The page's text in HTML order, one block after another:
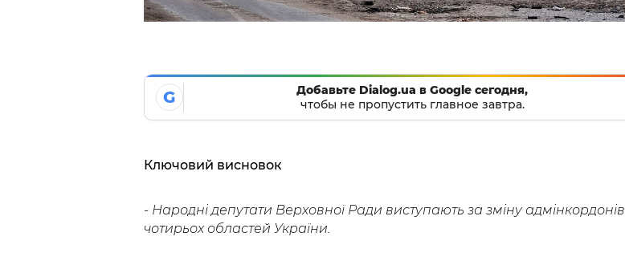
G
Добавьте Dialog.ua в Google сегодня,
чтобы не пропустить главное завтра.
Ключовий висновок
- Народні депутати Верховної Ради виступають за зміну адмінкордонів
чотирьох областей України.